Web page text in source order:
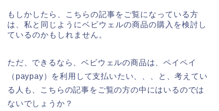
もしかしたら、こちらの記事をご覧になっている方
は、私と同じようにベビウェルの商品の購入を検討し
ているのかもしれません。
ただ、できるなら、ベビウェルの商品は、ペイペイ
（paypay）を利用して支払いたい、、、と、考えてい
る人も、こちらの記事をご覧の方の中にはいるのでは
ないでしょうか？